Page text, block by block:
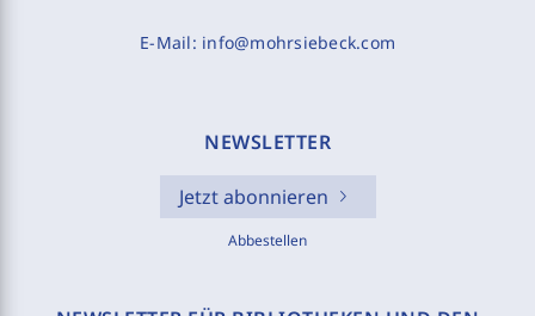
E-Mail: info@mohrsiebeck.com
NEWSLETTER
Jetzt abonnieren
Abbestellen